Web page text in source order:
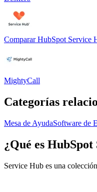
Comparar HubSpot Service
MightyCall
Categorías
Mesa de AyudaSoftware de
¿Qué es HubSpot
Service Hub es una